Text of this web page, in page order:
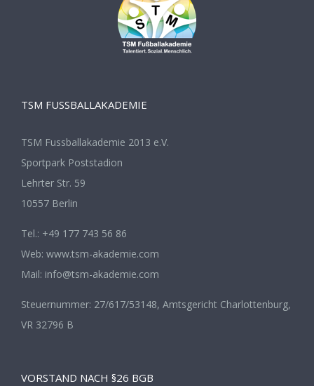
TSM FUSSBALLAKADEMIE
TSM Fussballakademie 2013 e.V.
Sportpark Poststadion
Lehrter Str. 59
10557 Berlin
Tel.: +49 177 743 56 86
Web: www.tsm-akademie.com
Mail: info@tsm-akademie.com
Steuernummer: 27/617/53148, Amtsgericht Charlottenburg,
VR 32796 B
VORSTAND NACH §26 BGB